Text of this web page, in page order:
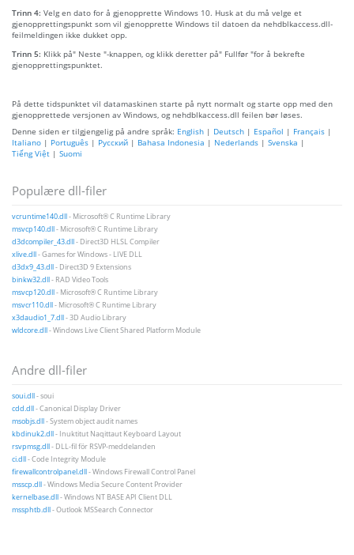
Trinn 4: Velg en dato for å gjenopprette Windows 10. Husk at du må velge et
gjenopprettingspunkt som vil gjenopprette Windows til datoen da nehdblkaccess.dll-
feilmeldingen ikke dukket opp.
Trinn 5: Klikk på" Neste "-knappen, og klikk deretter på" Fullfør "for å bekrefte
gjenopprettingspunktet.
På dette tidspunktet vil datamaskinen starte på nytt normalt og starte opp med den
gjenopprettede versjonen av Windows, og nehdblkaccess.dll feilen bør løses.
Denne siden er tilgjengelig på andre språk: English | Deutsch | Español | Français |
Italiano | Português | Русский | Bahasa Indonesia | Nederlands | Svenska |
Tiếng Việt | Suomi
Populære dll-filer
vcruntime140.dll- Microsoft® C Runtime Library
msvcp140.dll- Microsoft® C Runtime Library
d3dcompiler_43.dll- Direct3D HLSL Compiler
xlive.dll- Games for Windows - LIVE DLL
d3dx9_43.dll- Direct3D 9 Extensions
binkw32.dll- RAD Video Tools
msvcp120.dll- Microsoft® C Runtime Library
msvcr110.dll- Microsoft® C Runtime Library
x3daudio1_7.dll- 3D Audio Library
wldcore.dll- Windows Live Client Shared Platform Module
Andre dll-filer
soui.dll- soui
cdd.dll- Canonical Display Driver
msobjs.dll- System object audit names
kbdinuk2.dll- Inuktitut Naqittaut Keyboard Layout
rsvpmsg.dll- DLL-fil för RSVP-meddelanden
ci.dll- Code Integrity Module
firewallcontrolpanel.dll- Windows Firewall Control Panel
msscp.dll- Windows Media Secure Content Provider
kernelbase.dll- Windows NT BASE API Client DLL
mssphtb.dll- Outlook MSSearch Connector